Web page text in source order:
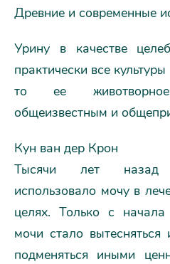
Древние и современные
Урину в качестве
практически все
то ее
общеизвестным и
Кун ван дер Крон
Тысячи лет назад
использовало мочу в
целях. Только с
мочи стало
подменяться иными